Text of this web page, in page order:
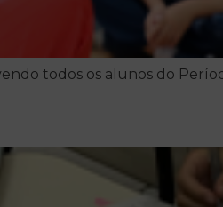
todos os alunos do